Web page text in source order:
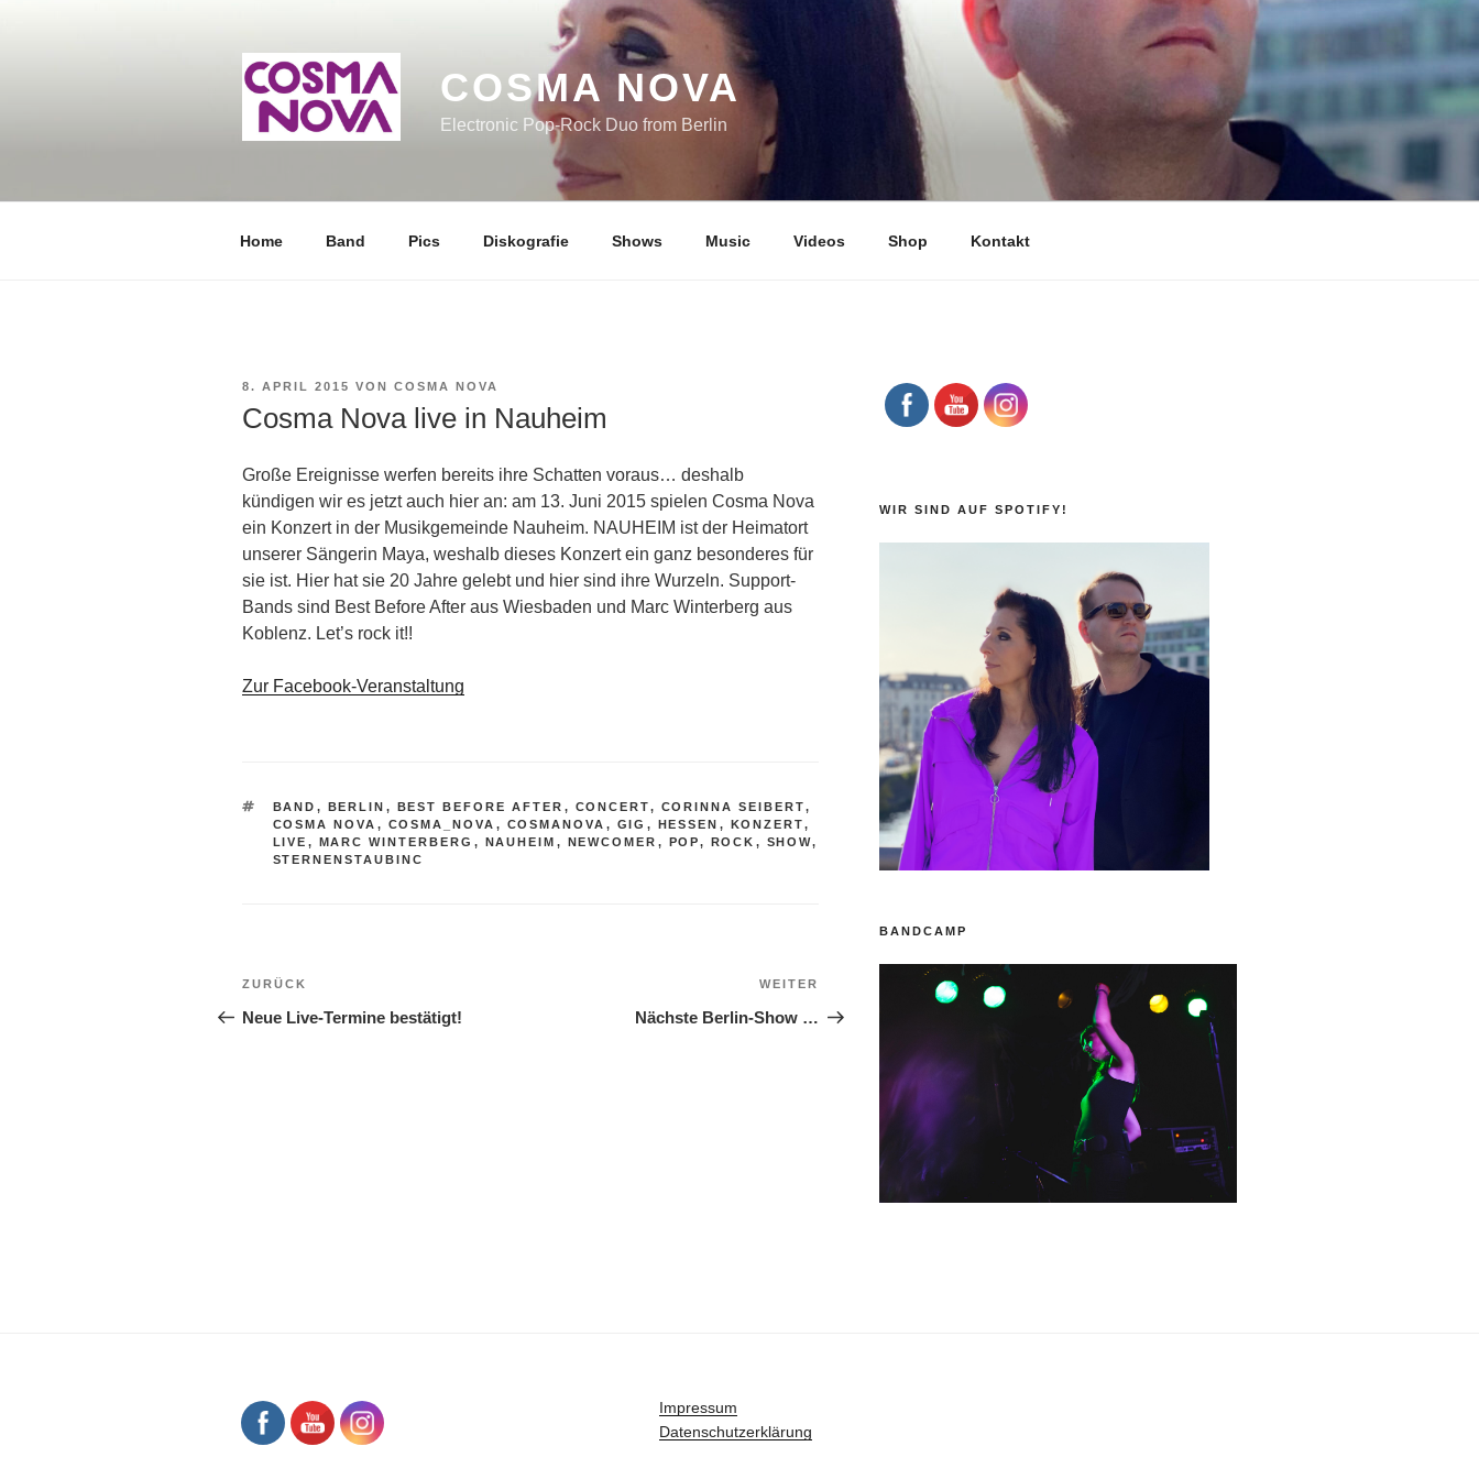
COSMA NOVA
Electronic Pop-Rock Duo from Berlin
Home Band Pics Diskografie Shows Music Videos Shop Kontakt
VERÖFFENTLICHT
8. APRIL 2015 VON COSMA NOVA
Cosma Nova live in Nauheim
Große Ereignisse werfen bereits ihre Schatten voraus… deshalb
kündigen wir es jetzt auch hier an: am 13. Juni 2015 spielen Cosma Nova
ein Konzert in der Musikgemeinde Nauheim. NAUHEIM ist der Heimatort
unserer Sängerin Maya, weshalb dieses Konzert ein ganz besonderes für
sie ist. Hier hat sie 20 Jahre gelebt und hier sind ihre Wurzeln. Support-
Bands sind Best Before After aus Wiesbaden und Marc Winterberg aus
Koblenz. Let’s rock it!!
Zur Facebook-Veranstaltung
SCHLAGWÖRTER
BAND , BERLIN , BEST BEFORE AFTER , CONCERT, CORINNA SEIBERT,
COSMA NOVA , COSMA_NOVA , COSMANOVA , GIG , HESSEN , KONZERT,
LIVE , MARC WINTERBERG , NAUHEIM , NEWCOMER , POP, ROCK , SHOW,
STERNENSTAUBINC
Beitragsnavigation
Vorheriger
Beitrag
ZURÜCK
Neue Live-Termine bestätigt!
Beitrag
WEITER
Nächste Berlin-Show …
WIR SIND AUF SPOTIFY!
BANDCAMP
Impressum
Datenschutzerklärung